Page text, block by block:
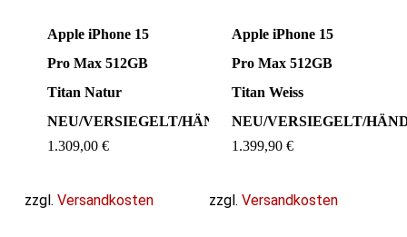
Apple iPhone 15
Pro Max 512GB
Titan Natur
NEU/VERSIEGELT/HÄNDLER
1.309,00€
zzgl.Versandkosten
Apple iPhone 15
Pro Max 512GB
Titan Weiss
NEU/VERSIEGELT/
1.399,90€
zzgl.Versandkosten